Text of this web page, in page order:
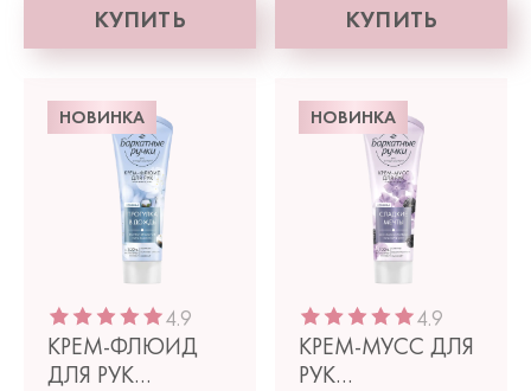
КУПИТЬ КУПИТЬ
НОВИНКА
4.9
КРЕМ-ФЛЮИД
ДЛЯ РУК
НОВИНКА
4.9
КРЕМ-МУСС ДЛЯ
РУК